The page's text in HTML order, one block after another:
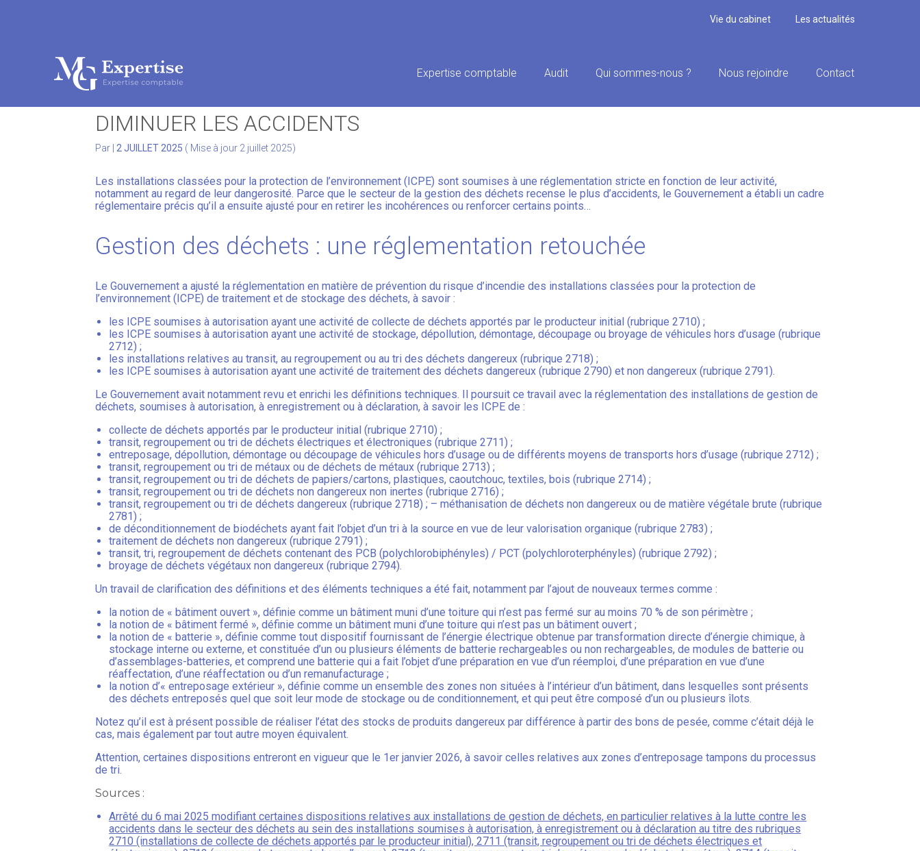
Vie du cabinet Les actualités
Aller
Expertise comptable Audit Qui sommes-nous ? Nous rejoindre Contact
DIMINUER LES ACCIDENTS
Par |2 JUILLET 2025 ( Mise à jour 2 juillet 2025)
Les installations classées pour la protection de l’environnement (ICPE) sont soumises à une réglementation stricte en fonction de leur activité,
notamment au regard de leur dangerosité. Parce que le secteur de la gestion des déchets recense le plus d’accidents, le Gouvernement a établi un cadre
réglementaire précis qu’il a ensuite ajusté pour en retirer les incohérences ou renforcer certains points…
Gestion des déchets : une réglementation retouchée
Le Gouvernement a ajusté la réglementation en matière de prévention du risque d’incendie des installations classées pour la protection de
l’environnement (ICPE) de traitement et de stockage des déchets, à savoir :
les ICPE soumises à autorisation ayant une activité de collecte de déchets apportés par le producteur initial (rubrique 2710) ;
les ICPE soumises à autorisation ayant une activité de stockage, dépollution, démontage, découpage ou broyage de véhicules hors d’usage (rubrique
2712) ;
les installations relatives au transit, au regroupement ou au tri des déchets dangereux (rubrique 2718) ;
les ICPE soumises à autorisation ayant une activité de traitement des déchets dangereux (rubrique 2790) et non dangereux (rubrique 2791).
Le Gouvernement avait notamment revu et enrichi les définitions techniques. Il poursuit ce travail avec la réglementation des installations de gestion de
déchets, soumises à autorisation, à enregistrement ou à déclaration, à savoir les ICPE de :
collecte de déchets apportés par le producteur initial (rubrique 2710) ;
transit, regroupement ou tri de déchets électriques et électroniques (rubrique 2711) ;
entreposage, dépollution, démontage ou découpage de véhicules hors d’usage ou de différents moyens de transports hors d’usage (rubrique 2712) ;
transit, regroupement ou tri de métaux ou de déchets de métaux (rubrique 2713) ;
transit, regroupement ou tri de déchets de papiers/cartons, plastiques, caoutchouc, textiles, bois (rubrique 2714) ;
transit, regroupement ou tri de déchets non dangereux non inertes (rubrique 2716) ;
transit, regroupement ou tri de déchets dangereux (rubrique 2718) ; – méthanisation de déchets non dangereux ou de matière végétale brute (rubrique
2781) ;
de déconditionnement de biodéchets ayant fait l’objet d’un tri à la source en vue de leur valorisation organique (rubrique 2783) ;
traitement de déchets non dangereux (rubrique 2791) ;
transit, tri, regroupement de déchets contenant des PCB (polychlorobiphényles) / PCT (polychloroterphényles) (rubrique 2792) ;
broyage de déchets végétaux non dangereux (rubrique 2794).
Un travail de clarification des définitions et des éléments techniques a été fait, notamment par l’ajout de nouveaux termes comme :
la notion de « bâtiment ouvert », définie comme un bâtiment muni d’une toiture qui n’est pas fermé sur au moins 70 % de son périmètre ;
la notion de « bâtiment fermé », définie comme un bâtiment muni d’une toiture qui n’est pas un bâtiment ouvert ;
la notion de « batterie », définie comme tout dispositif fournissant de l’énergie électrique obtenue par transformation directe d’énergie chimique, à
stockage interne ou externe, et constituée d’un ou plusieurs éléments de batterie rechargeables ou non rechargeables, de modules de batterie ou
d’assemblages-batteries, et comprend une batterie qui a fait l’objet d’une préparation en vue d’un réemploi, d’une préparation en vue d’une
réaffectation, d’une réaffectation ou d’un remanufacturage ;
la notion d’« entreposage extérieur », définie comme un ensemble des zones non situées à l’intérieur d’un bâtiment, dans lesquelles sont présents
des déchets entreposés quel que soit leur mode de stockage ou de conditionnement, et qui peut être composé d’un ou plusieurs îlots.
Notez qu’il est à présent possible de réaliser l’état des stocks de produits dangereux par différence à partir des bons de pesée, comme c’était déjà le
cas, mais également par tout autre moyen équivalent.
Attention, certaines dispositions entreront en vigueur que le 1er janvier 2026, à savoir celles relatives aux zones d’entreposage tampons du processus
de tri.
Sources :
Arrêté du 6 mai 2025 modifiant certaines dispositions relatives aux installations de gestion de déchets, en particulier relatives à la lutte contre les
accidents dans le secteur des déchets au sein des installations soumises à autorisation, à enregistrement ou à déclaration au titre des rubriques
2710 (installations de collecte de déchets apportés par le producteur initial), 2711 (transit, regroupement ou tri de déchets électriques et